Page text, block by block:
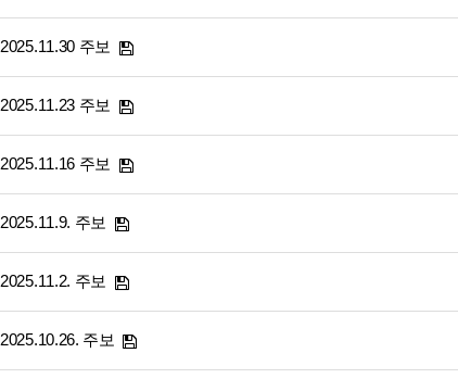
2025.11.30 주보
2025.11.23 주보
2025.11.16 주보
2025.11.9. 주보
2025.11.2. 주보
2025.10.26. 주보